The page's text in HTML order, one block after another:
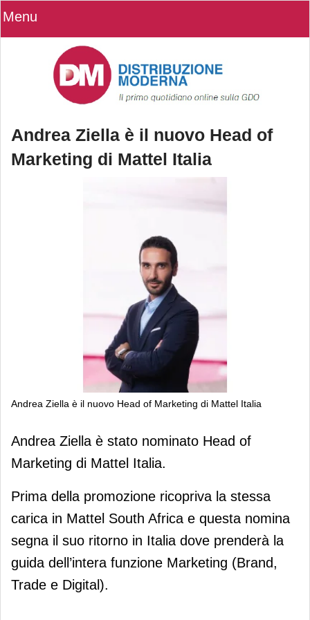
Menu
Andrea Ziella è il nuovo Head of
Marketing di Mattel Italia
Andrea Ziella è il nuovo Head of Marketing di Mattel Italia
Andrea Ziella è il nuovo Head of
Marketing di Mattel Italia
Andrea Ziella è stato nominato Head of
Marketing di Mattel Italia.
Prima della promozione ricopriva la stessa
carica in Mattel South Africa e questa nomina
segna il suo ritorno in Italia dove prenderà la
guida dell’intera funzione Marketing (Brand,
Trade e Digital).